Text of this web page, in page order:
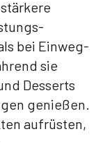
bei Einweg-
sie
Desserts
genießen.
aufrüsten,